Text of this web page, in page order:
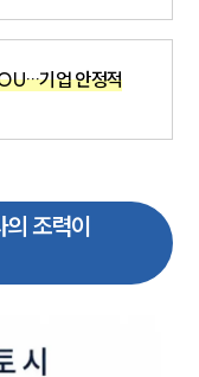
기업 안정적
조력이